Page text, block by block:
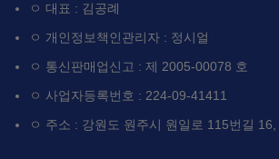
ㅇ 대표 : 김공례
ㅇ 개인정보책인관리자 : 정시얼
ㅇ 통신판매업신고 : 제 2005-00078 호
ㅇ 사업자등록번호 : 224-09-41411
ㅇ 주소 : 강원도 원주시 원일로 115번길